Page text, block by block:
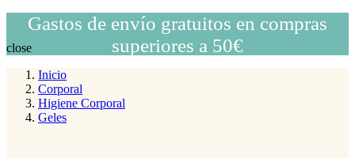
Gastos de envío gratuitos en compras
superiores a 50€
close
Inicio
Corporal
Higiene Corporal
Geles